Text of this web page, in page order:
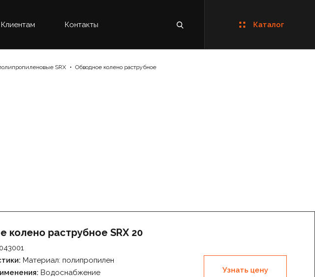
Каталог
Клиентам Контакты
SRX Обводное колено раструбное
колено раструбное SRX 20
Материал: полипропилен
Водоснабжение Узнать цену